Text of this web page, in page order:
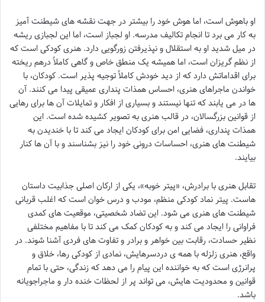
او باهوش است، اما هوش خود را بیشتر در جهت نقشه های شیطنت آمیز
به کار می برد تا انجام تکالیف مدرسه. او لجباز است، اما این لجبازی ریشه
در میل شدید او به استقلال و نپذیرفتن زورگویی دارد. هنری کودکی است که
از نظم گریزان است، اما همیشه یک منطق خاص و گاهی کاملاً درهم ریخته
برای اقداماتش دارد که از دید خودش کاملاً توجیه پذیر است. کودکان، با
خواندن ماجراهای هنری، احساس همذات پنداری عمیقی پیدا می کنند. آن
ها در می یابند که تنها نیستند و بسیاری از افکار و تمایلات آن ها برای رهایی
از قوانین بزرگسالان، در قالب هنری به تصویر کشیده شده است. این
همذات پنداری، فضایی امن برای کودکان ایجاد می کند تا با خندیدن به
شیطنت های هنری، احساسات درونی خود را نیز بشناسند و با آن ها کنار
بیایند.
تقابل هنری با برادرش، «پیتر خوبه»، یکی از ارکان اصلی جذابیت داستان
هاست. پیتر نماد کودکی منظم، مودب و درس خوان است که اغلب قربانی
شیطنت های هنری می شود. این تضاد شخصیتی، موقعیت های کمدی
فراوانی را ایجاد می کند و به کودکان کمک می کند تا با مفاهیم مختلفی
نظیر حسادت، رقابت بین خواهر و برادر و تفاوت های فردی آشنا شوند. در
واقع، هنری زلزله با همه ی دردسرهایش، نمادی از کودکی رها، خلاق و
پرانرژی است که به خواننده این پیام را می دهد که زندگی، حتی با تمام
قوانین و محدودیت هایش، می تواند پر از لحظات خنده دار و ماجراجویانه
باشد.